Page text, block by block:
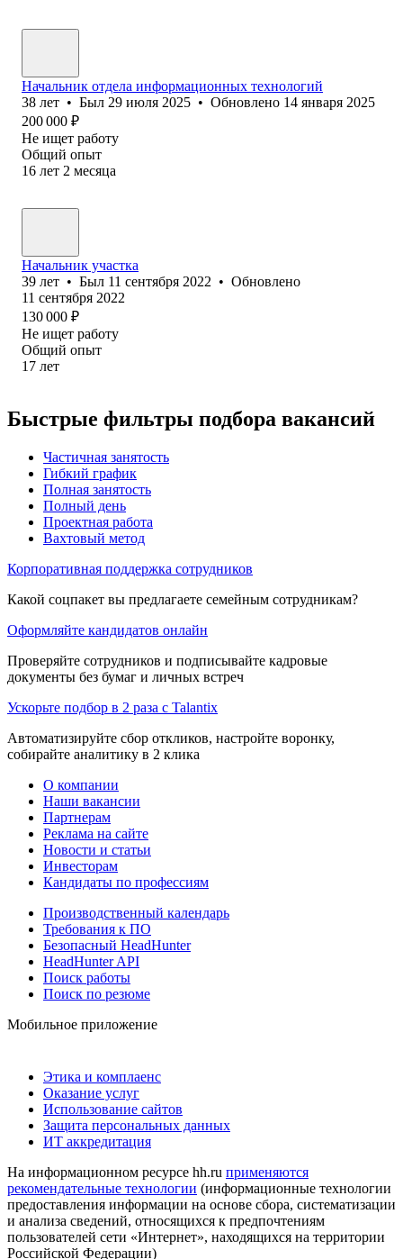
Начальник отдела информационных технологий
38 лет • Был 29 июля 2025 • Обновлено 14 января 2025
200 000 ₽
Не ищет работу
Общий опыт
16 лет 2 месяца
Начальник участка
39 лет • Был 11 сентября 2022 • Обновлено
11 сентября 2022
130 000 ₽
Не ищет работу
Общий опыт
17 лет
Быстрые фильтры подбора вакансий
Частичная занятость
Гибкий график
Полная занятость
Полный день
Проектная работа
Вахтовый метод
Корпоративная поддержка сотрудников
Какой соцпакет вы предлагаете семейным сотрудникам?
Оформляйте кандидатов онлайн
Проверяйте сотрудников и подписывайте кадровые
документы без бумаг и личных встреч
Ускорьте подбор в 2 раза с Talantix
Автоматизируйте сбор откликов, настройте воронку,
собирайте аналитику в 2 клика
О компании
Наши вакансии
Партнерам
Реклама на сайте
Новости и статьи
Инвесторам
Кандидаты по профессиям
Производственный календарь
Требования к ПО
Безопасный HeadHunter
HeadHunter API
Поиск работы
Поиск по резюме
Мобильное приложение
Этика и комплаенс
Оказание услуг
Использование сайтов
Защита персональных данных
ИТ аккредитация
На информационном ресурсе hh.ru применяются
рекомендательные технологии (информационные технологии
предоставления информации на основе сбора, систематизации
и анализа сведений, относящихся к предпочтениям
пользователей сети «Интернет», находящихся на территории
Российской Федерации)